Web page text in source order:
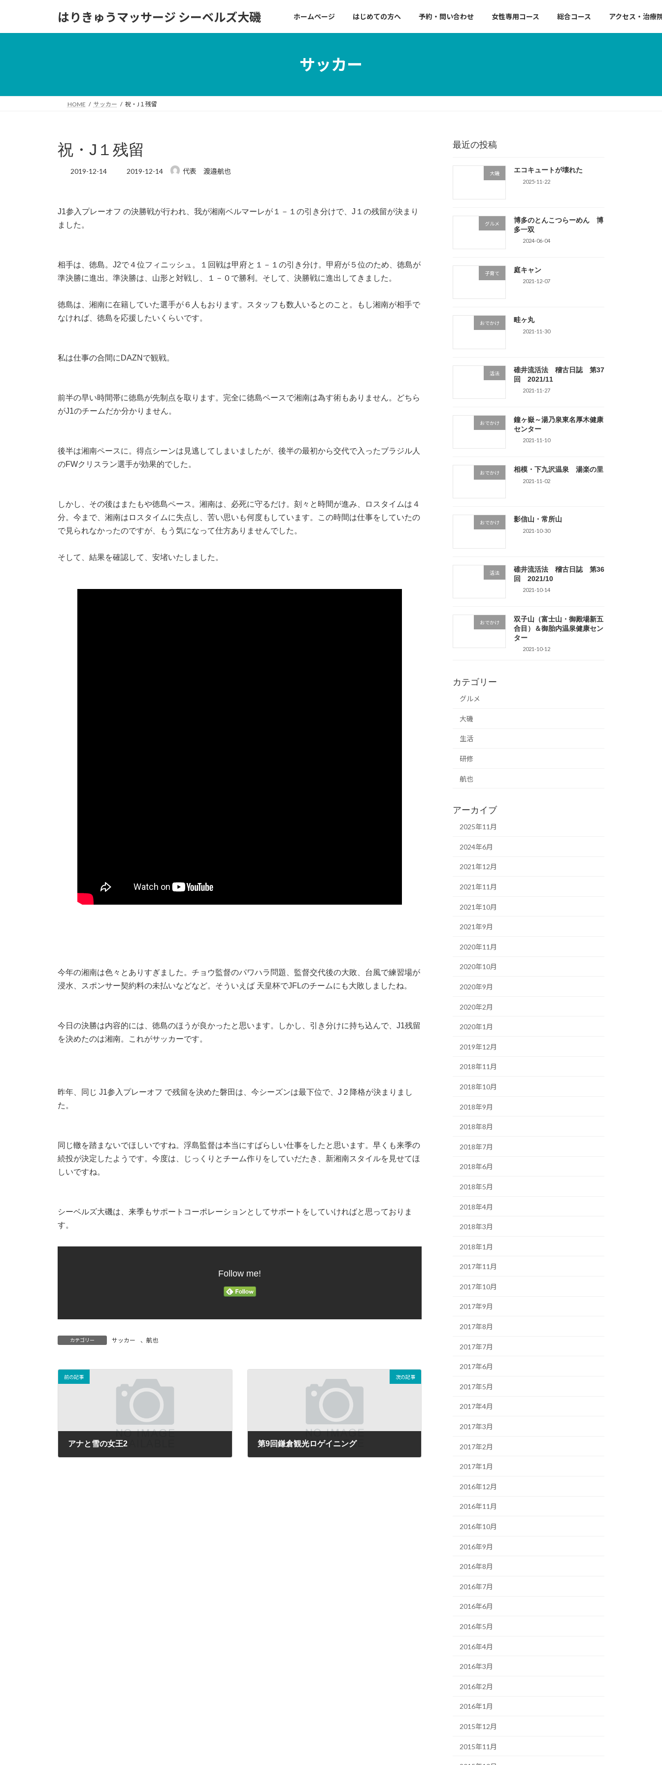
はりきゅうマッサージ シーベルズ大磯 ホームページ はじめての方へ 予約・問い合わせ 女性専用コース 総合コース アクセス・治療
サッカー
HOME サッカー 祝・J１残留
祝・J１残留
2019-12-14
最
日
2019-12-14 代表 渡邉航也
J1参入プレーオフ の決勝戦が行われ、我が湘南ベルマーレが１－１の引き分けで、J１の残留が決まり
ました。
相手は、徳島。J2で４位フィニッシュ。１回戦は甲府と１－１の引き分け。甲府が５位のため、徳島が
準決勝に進出。準決勝は、山形と対戦し、１－０で勝利。そして、決勝戦に進出してきました。
徳島は、湘南に在籍していた選手が６人もおります。スタッフも数人いるとのこと。もし湘南が相手で
なければ、徳島を応援したいくらいです。
私は仕事の合間にDAZNで観戦。
前半の早い時間帯に徳島が先制点を取ります。完全に徳島ペースで湘南は為す術もありません。どちら
がJ1のチームだか分かりません。
後半は湘南ペースに。得点シーンは見逃してしまいましたが、後半の最初から交代で入ったブラジル人
のFWクリスラン選手が効果的でした。
しかし、その後はまたもや徳島ペース。湘南は、必死に守るだけ。刻々と時間が進み、ロスタイムは４
分。今まで、湘南はロスタイムに失点し、苦い思いも何度もしています。この時間は仕事をしていたの
で見られなかったのですが、もう気になって仕方ありませんでした。
そして、結果を確認して、安堵いたしました。
今年の湘南は色々とありすぎました。チョウ監督のパワハラ問題、監督交代後の大敗、台風で練習場が
浸水、スポンサー契約料の未払いなどなど。そういえば 天皇杯でJFLのチームにも大敗しましたね。
今日の決勝は内容的には、徳島のほうが良かったと思います。しかし、引き分けに持ち込んで、J1残留
を決めたのは湘南。これがサッカーです。
昨年、同じ J1参入プレーオフ で残留を決めた磐田は、今シーズンは最下位で、J２降格が決まりまし
た。
同じ轍を踏まないでほしいですね。浮島監督は本当にすばらしい仕事をしたと思います。早くも来季の
続投が決定したようです。今度は、じっくりとチーム作りをしていだたき、新湘南スタイルを見せてほ
しいですね。
シーベルズ大磯は、来季もサポートコーポレーションとしてサポートをしていければと思っておりま
す。
Follow me!
カテゴリー サッカー 、 航也
前の記事
アナと雪の女王2
次の記事
第9回鎌倉観光ロゲイニング
最近の投稿
大磯 エコキュートが壊れた
2025-11-22
グルメ
博多のとんこつらーめん 博
多一双
2024-06-04
子育て 庭キャン
2021-12-07
おでかけ 畦ヶ丸
2021-11-30
活法
碓井流活法 稽古日誌 第37
回 2021/11
2021-11-27
おでかけ
鐘ヶ嶽～湯乃泉東名厚木健康
センター
2021-11-10
おでかけ 相模・下九沢温泉 湯楽の里
2021-11-02
おでかけ 影信山・常所山
2021-10-30
活法
碓井流活法 稽古日誌 第36
回 2021/10
2021-10-14
おでかけ
双子山（富士山・御殿場新五
合目）＆御胎内温泉健康セン
ター
2021-10-12
カテゴリー
グルメ
大磯
生活
研修
航也
アーカイブ
2025年11月
2024年6月
2021年12月
2021年11月
2021年10月
2021年9月
2020年11月
2020年10月
2020年9月
2020年2月
2020年1月
2019年12月
2018年11月
2018年10月
2018年9月
2018年8月
2018年7月
2018年6月
2018年5月
2018年4月
2018年3月
2018年1月
2017年11月
2017年10月
2017年9月
2017年8月
2017年7月
2017年6月
2017年5月
2017年4月
2017年3月
2017年2月
2017年1月
2016年12月
2016年11月
2016年10月
2016年9月
2016年8月
2016年7月
2016年6月
2016年5月
2016年4月
2016年3月
2016年2月
2016年1月
2015年12月
2015年11月